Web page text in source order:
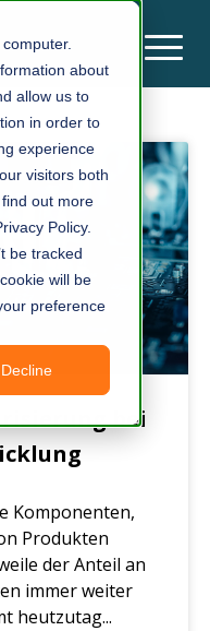
about
allow us to
in order to
experience
visitors both
out more
Policy.
be tracked
will be
preference
Decline
bei
Komponenten,
Produkten
der Anteil an
immer weiter
heutzutag...